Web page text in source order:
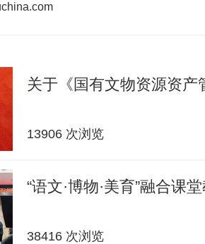
关于《国有文物资源资
13906 次浏览
“语文·博物·美育”融合课
38416 次浏览